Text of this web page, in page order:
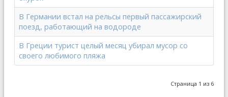
В Германии встал на рельсы первый пассажирский
поезд, работающий на водороде
В Греции турист целый месяц убирал мусор со
своего любимого пляжа
Страница 1 из 6